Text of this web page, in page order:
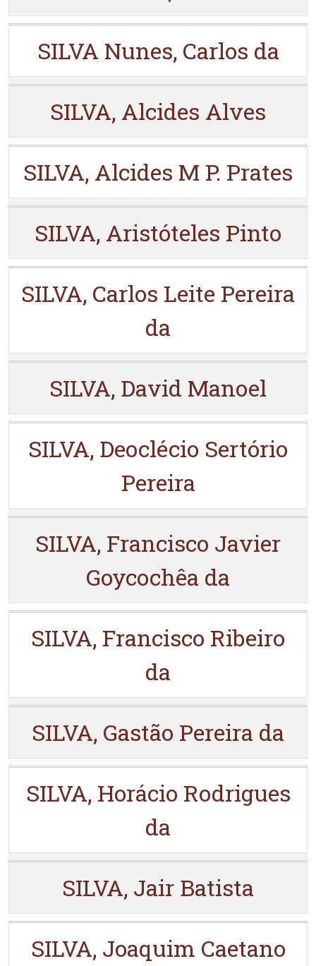
SILVA Nunes, Carlos da
SILVA, Alcides Alves
SILVA, Alcides M P. Prates
SILVA, Aristóteles Pinto
SILVA, Carlos Leite Pereira
da
SILVA, David Manoel
SILVA, Deoclécio Sertório
Pereira
SILVA, Francisco Javier
Goycochêa da
SILVA, Francisco Ribeiro
da
SILVA, Gastão Pereira da
SILVA, Horácio Rodrigues
da
SILVA, Jair Batista
SILVA, Joaquim Caetano